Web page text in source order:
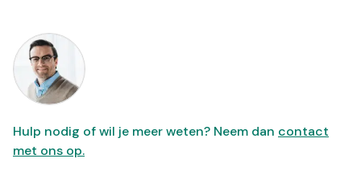
Hulp nodig of wil je meer weten? Neem dan contact
met ons op.